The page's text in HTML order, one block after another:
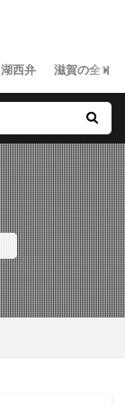
湖西弁 滋賀の全て